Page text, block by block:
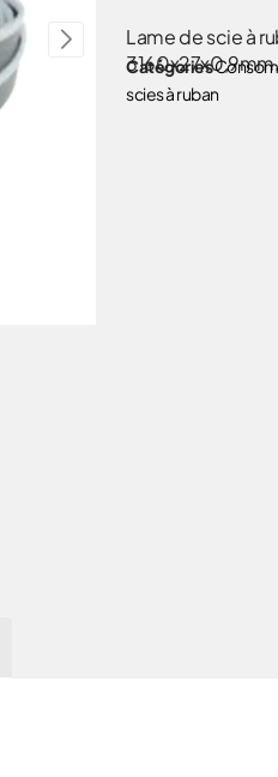
Lame de scie à
3160x27x0,9mm.
Catégories
scies à ruban